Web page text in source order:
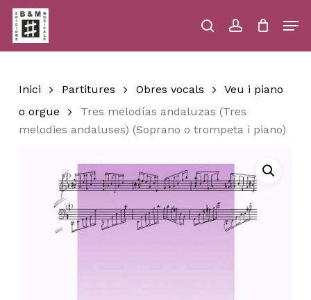
Skip
main
content
searchaccount
Close
Inici Partitures Obres vocals
Veu i piano
o orgue
Tres melodías andaluzas (Tres
melodies andaluses) (Soprano o trompeta i piano)
Menu